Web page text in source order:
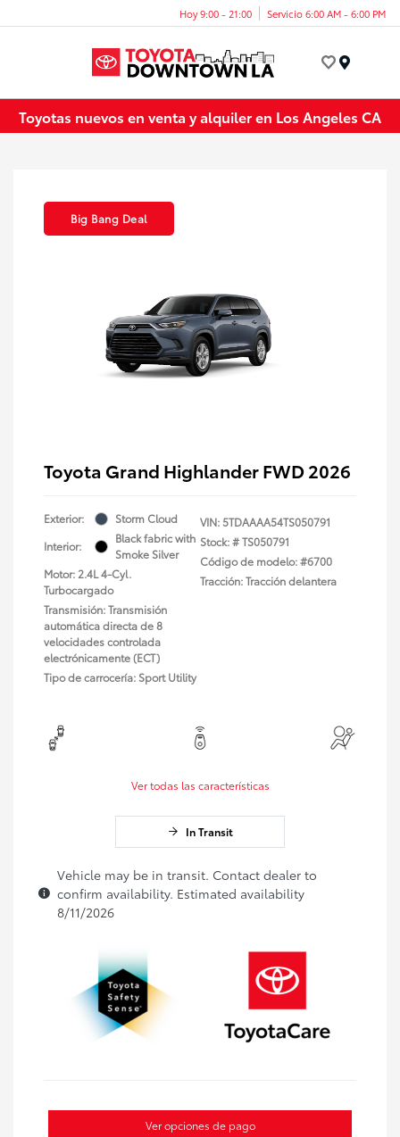
Hoy 9:00 - 21:00 Servicio 6:00 AM - 6:00 PM
Toyotas nuevos en venta y alquiler en Los Angeles CA
Big Bang Deal
Toyota Grand Highlander FWD 2026
Exterior:
Storm Cloud
Interior:
Black fabric with
Smoke Silver
Motor: 2.4L 4-Cyl.
Turbocargado
Transmisión: Transmisión
automática directa de 8
velocidades controlada
electrónicamente (ECT)
Tipo de carrocería: Sport Utility
VIN:5TDAAAA54TS050791
Stock: #TS050791
Código de modelo: #6700
Tracción: Tracción delantera
Ver todas las características
In Transit
Vehicle may be in transit. Contact dealer to
confirm availability. Estimated availability
8/11/2026
Ver opciones de pago